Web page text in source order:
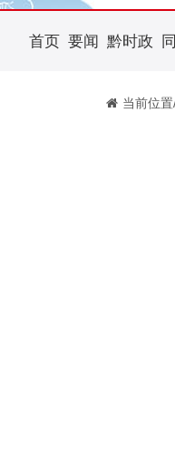
首页 要闻 黔时政
当前位